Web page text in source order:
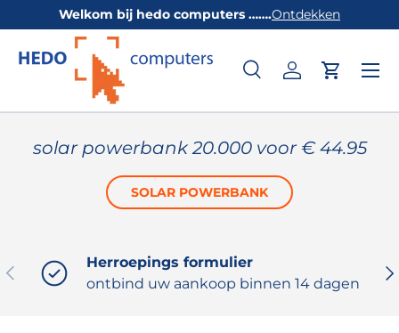
GA NAAR INHOUD
Welkom bij hedo computers …….Ontdekken
Zoeken
Productsoort
ZoekenInloggen
solar powerbank 20.000 voor € 44.95
SOLAR POWERBANK
VORIGE
Herroepings formulier
ontbind uw aankoop binnen 14 dagen